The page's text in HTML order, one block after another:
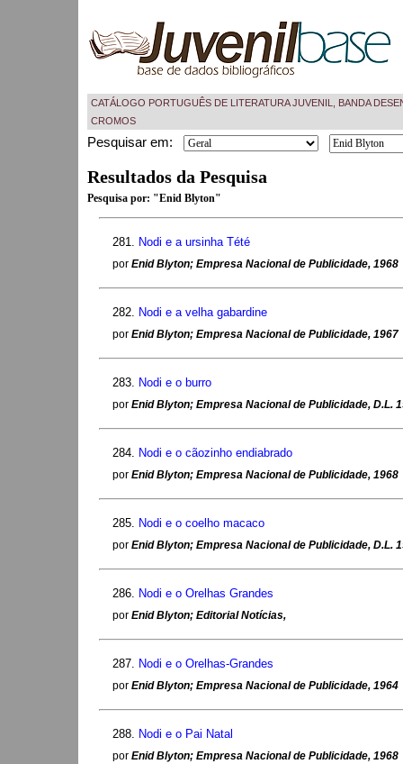
CATÁLOGO PORTUGUÊS DE LITERATURA JUVENIL, BANDA
CROMOS
Pesquisar em:
Resultados da Pesquisa
Pesquisa por: "Enid Blyton"
281. Nodi e a ursinha Tété
por Enid Blyton; Empresa Nacional de Publicidade, 1968
282. Nodi e a velha gabardine
por Enid Blyton; Empresa Nacional de Publicidade, 1967
283. Nodi e o burro
por Enid Blyton; Empresa Nacional de Publicidade, D.L.
284. Nodi e o cãozinho endiabrado
por Enid Blyton; Empresa Nacional de Publicidade, 1968
285. Nodi e o coelho macaco
por Enid Blyton; Empresa Nacional de Publicidade, D.L.
286. Nodi e o Orelhas Grandes
por Enid Blyton; Editorial Notícias,
287. Nodi e o Orelhas-Grandes
por Enid Blyton; Empresa Nacional de Publicidade, 1964
288. Nodi e o Pai Natal
por Enid Blyton; Empresa Nacional de Publicidade, 1968